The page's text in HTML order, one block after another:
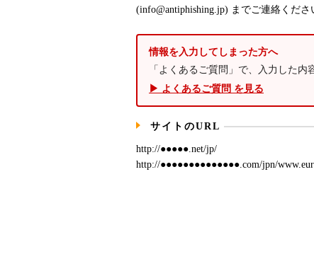
(info@antiphishing.jp) までご連絡くださ
情報を入力してしまった方へ
「よくあるご質問」で、入力した内
▶ よくあるご質問 を見る
サイトのURL
http://●●●●●.net/jp/
http://●●●●●●●●●●●●●●.com/jpn/